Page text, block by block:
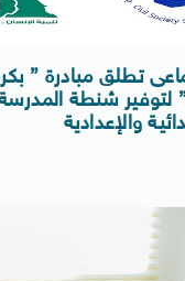
تطلق مبادرة ”
لتوفير شنطة
والإعدادية